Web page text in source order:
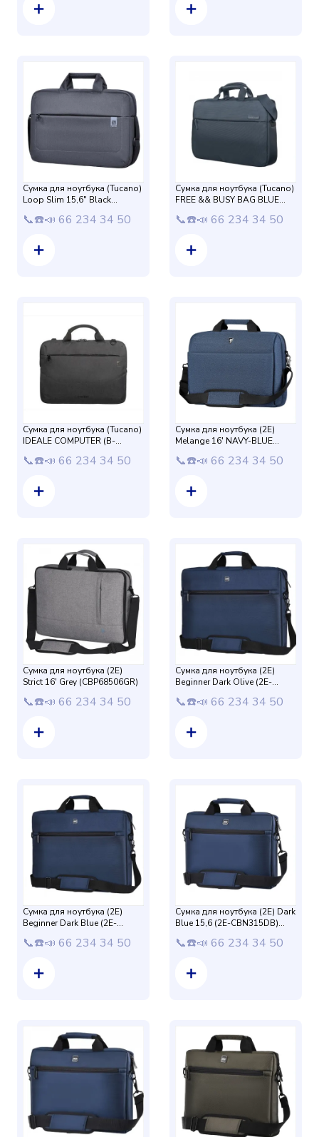
Сумка для ноутбука (Tucano)
Loop Slim 15,6" Black
📞☎️📣 66 234 34 50
Сумка для ноутбука (Tucano)
FREE && BUSY BAG BLUE
📞☎️📣 66 234 34 50
Сумка для ноутбука (Tucano)
IDEALE COMPUTER (B-
📞☎️📣 66 234 34 50
Сумка для ноутбука (2E)
Melange 16' NAVY-BLUE
📞☎️📣 66 234 34 50
Сумка для ноутбука (2E)
Strict 16' Grey (CBP68506GR)
📞☎️📣 66 234 34 50
Сумка для ноутбука (2E)
Beginner Dark Olive (2E-
📞☎️📣 66 234 34 50
Сумка для ноутбука (2E)
Beginner Dark Blue (2E-
📞☎️📣 66 234 34 50
Сумка для ноутбука (2E) Dark
Blue 15,6 (2E-CBN315DB)
📞☎️📣 66 234 34 50